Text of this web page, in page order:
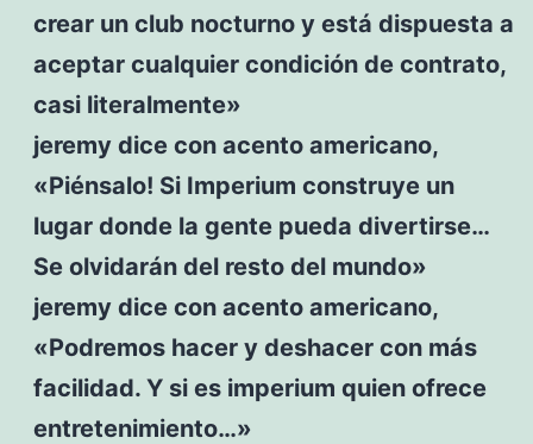
crear un club nocturno y está dispuesta a
aceptar cualquier condición de contrato,
casi literalmente»
jeremy dice con acento americano,
«Piénsalo! Si Imperium construye un
lugar donde la gente pueda divertirse…
Se olvidarán del resto del mundo»
jeremy dice con acento americano,
«Podremos hacer y deshacer con más
facilidad. Y si es imperium quien ofrece
entretenimiento…»